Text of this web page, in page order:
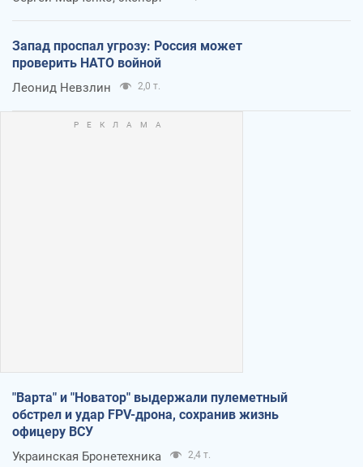
Запад проспал угрозу: Россия может
проверить НАТО войной
Леонид Невзлин 2,0 т.
"Варта" и "Новатор" выдержали пулеметный
обстрел и удар FPV-дрона, сохранив жизнь
офицеру ВСУ
Украинская Бронетехника 2,4 т.